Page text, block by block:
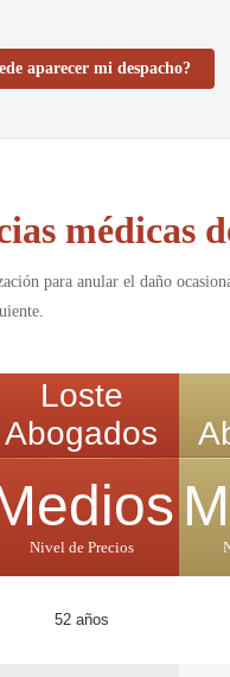
aparecer mi despacho?
médicas
para anular el daño
Loste
Abogados
Nivel de Precios
52 años